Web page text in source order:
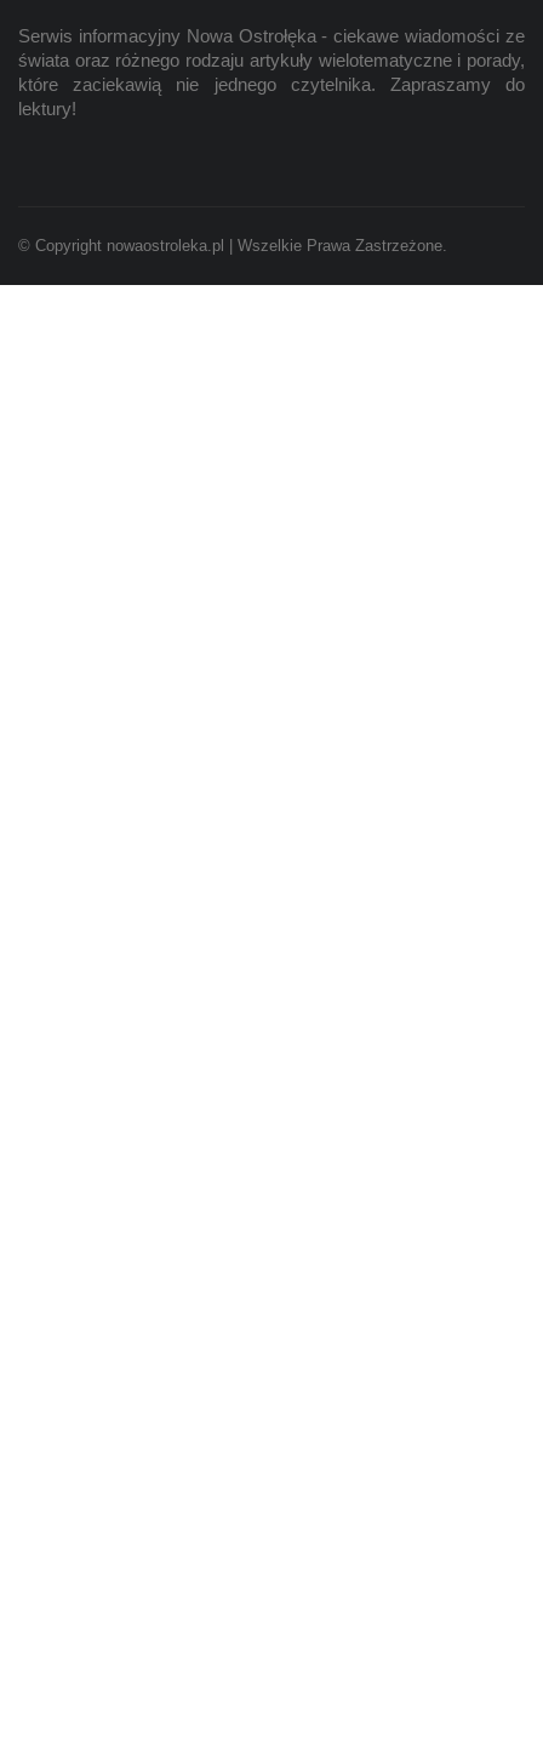
Serwis informacyjny Nowa Ostrołęka - ciekawe wiadomości ze
świata oraz różnego rodzaju artykuły wielotematyczne i porady,
które zaciekawią nie jednego czytelnika. Zapraszamy do
lektury!
© Copyright nowaostroleka.pl | Wszelkie Prawa Zastrzeżone.